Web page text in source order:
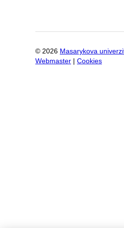
© 2026 Masarykova
Webmaster
Cookies